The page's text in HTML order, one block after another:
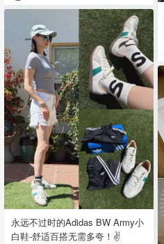
永远不过时的Adidas BW Army小
白鞋-舒适百搭无需多夸！✌️